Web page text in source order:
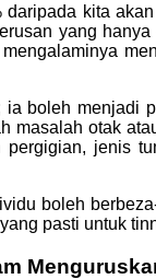
daripada kita
yang
boleh menjadi
masalah otak
jenis
boleh
pasti untuk